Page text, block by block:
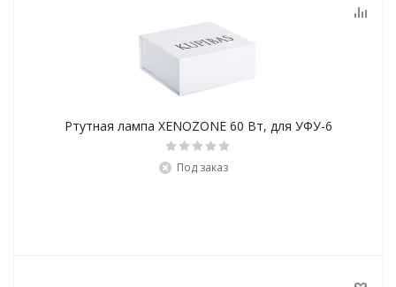
Ртутная лампа XENOZONE 60 Вт, для УФУ-6
Под заказ